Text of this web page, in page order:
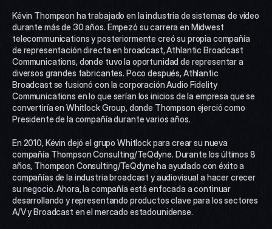
Kévin Thompson ha trabajado en la industria de sistemas de vídeo
durante más de 30 años. Empezó su carrera en Midwest
telecommunications y posteriormente creó su propia compañía
de representación directa en broadcast, Athlantic Broadcast
Communications, donde tuvo la oportunidad de representar a
diversos grandes fabricantes. Poco después, Athlantic
Broadcast se fusionó con la corporación Audio Fidelity
Communications en lo que serían los inicios de la empresa que se
convertiría en Whitlock Group, donde Thompson ejerció como
Presidente de la compañía durante varios años.
En 2010, Kévin dejó el grupo Whitlock para crear su nueva
compañía Thompson Consulting/TeQdyne. Durante los últimos 8
años, Thompson Consulting/TeQdyne ha ayudado con éxito a
compañías de la industria broadcast y audiovisual a hacer crecer
su negocio. Ahora, la compañía está enfocada a continuar
desarrollando y representando productos clave para los sectores
A/V y Broadcast en el mercado estadounidense.